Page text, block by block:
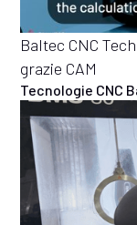
Baltec CNC
grazie CAM
Tecnologie CNC